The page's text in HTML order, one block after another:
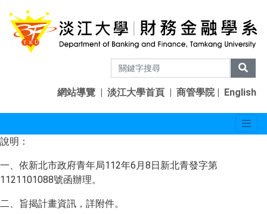
網站導覽 | 淡江大學首頁 | 商管學院| English
說明：
一、依新北市政府青年局112年6月8日新北青發字第
1121101088號函辦理。
二、旨揭計畫資訊，詳附件。